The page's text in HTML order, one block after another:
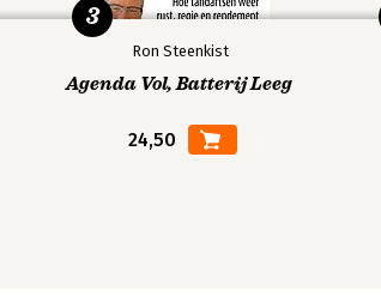
Ron Steenkist
Agenda Vol, Batterij Leeg
24,50
3